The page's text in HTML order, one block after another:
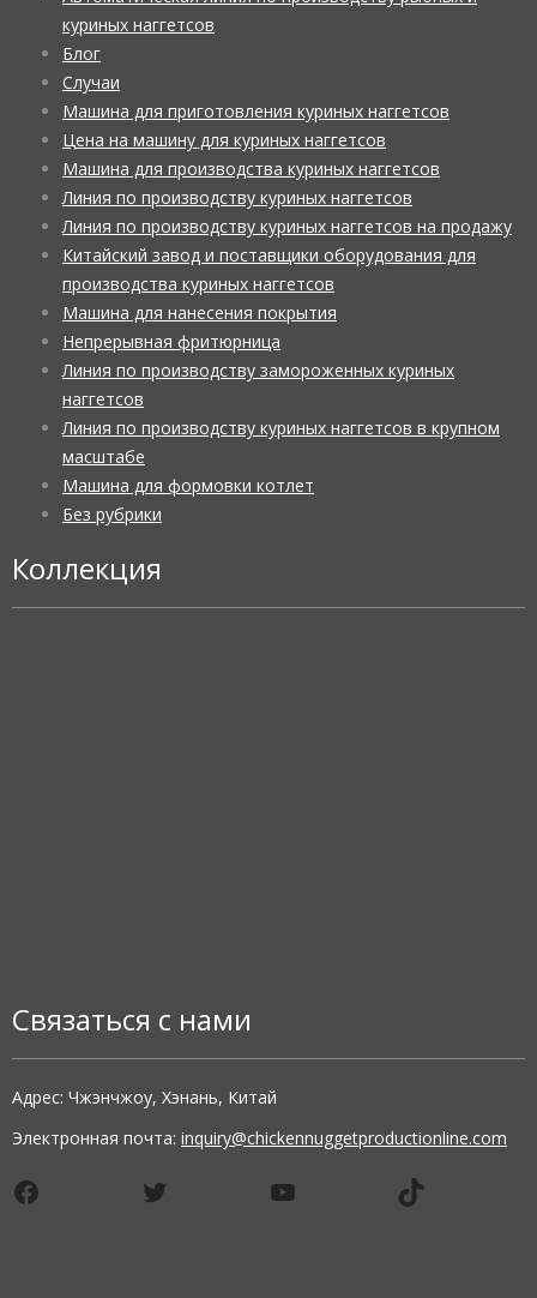
куриных наггетсов
Блог
Случаи
Машина для приготовления куриных наггетсов
Цена на машину для куриных наггетсов
Машина для производства куриных наггетсов
Линия по производству куриных наггетсов
Линия по производству куриных наггетсов на продажу
Китайский завод и поставщики оборудования для
производства куриных наггетсов
Машина для нанесения покрытия
Непрерывная фритюрница
Линия по производству замороженных куриных
наггетсов
Линия по производству куриных наггетсов в крупном
масштабе
Машина для формовки котлет
Без рубрики
Коллекция
Связаться с нами
Адрес: Чжэнчжоу, Хэнань, Китай
Электронная почта: inquiry@chickennuggetproductionline.com
Facebook Twitter YouTube TikTok